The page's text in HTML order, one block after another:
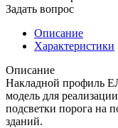
Задать вопрос
Описание
Характеристики
Описание
Накладной профиль
модель для
подсветки порога на
зданий.